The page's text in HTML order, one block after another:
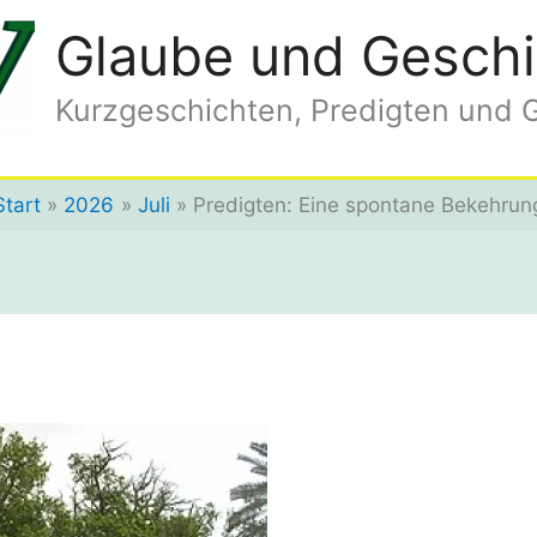
Glaube und
Kurzgeschichten, Predigten und
2026 Juli Predigten: Eine spontane